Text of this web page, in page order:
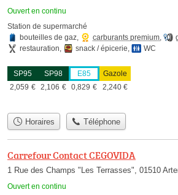
Ouvert en continu
Station de supermarché
bouteilles de gaz
carburants premium
restauration
snack / épicerie WC
SP95
2,059 €
SP98
2,106 €
E85
0,829 €
Gazole
2,240 €
Horaires Téléphone
Carrefour Contact CEGOVIDA
1 Rue des Champs "Les Terrasses", 01510
Ouvert en continu